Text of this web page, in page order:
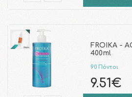
FROIKA -
400ml
90 Πόντοι
9.51€